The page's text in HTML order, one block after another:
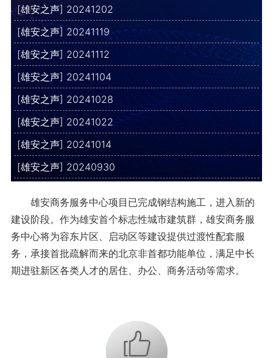
[雄安之声] 20241202
[雄安之声] 20241119
[雄安之声] 20241112
[雄安之声] 20241104
[雄安之声] 20241028
[雄安之声] 20241022
[雄安之声] 20241014
[雄安之声] 20240930
雄安商务服务中心项目已完成钢结构施工，进入新的
建设阶段。作为雄安首个标志性城市建筑群，雄安商务服
务中心将为容东片区、启动区等建设提供过渡性配套服
务，承接首批疏解而来的北京非首都功能单位，满足中长
期进驻新区各类人才的居住、办公、商务活动等需求。
+1